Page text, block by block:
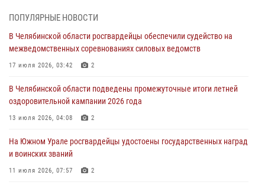
03 августа 2026, 09:22 1
Авиация Росгвардии совершила более 250 санитарных вылетов в
Донецкой Народной Республике
31 июля 2026, 11:33
Росгвардия обеспечивает безопасность граждан на южном
направлении
31 июля 2026, 11:32
В Уральском округе Росгвардии состоялось заседание
оперативного штаба
30 июля 2026, 10:53
ПОПУЛЯРНЫЕ НОВОСТИ
В Челябинской области росгвардейцы обеспечили судейство на
межведомственных соревнованиях силовых ведомств
17 июля 2026, 03:42 2
В Челябинской области подведены промежуточные итоги летней
оздоровительной кампании 2026 года
13 июля 2026, 04:08 2
На Южном Урале росгвардейцы удостоены государственных наград
и воинских званий
11 июля 2026, 07:57 2